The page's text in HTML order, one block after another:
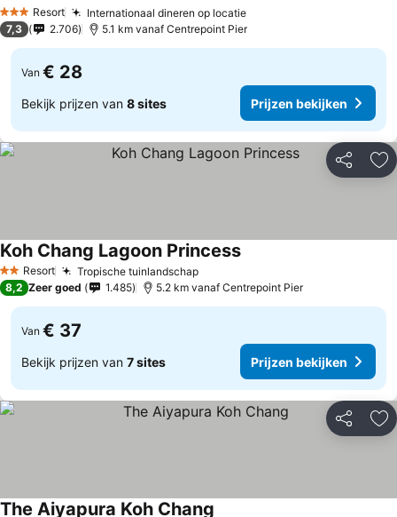
3 SterrenResort Internationaal dineren op locatiePrijzen bekijken
7,3 2.706 5.1 km vanaf Centrepoint Pier
Van € 28
Bekijk prijzen van 8 sites Prijzen bekijken
Delen
2 Sterren
Resort Tropische tuinlandschapPrijzen bekijken
Koh Chang Lagoon PrincessPrijzen bekijken
8,2 Zeer goed 1.485 5.2 km vanaf Centrepoint Pier
Van € 37
Bekijk prijzen van 7 sites Prijzen bekijken
Delen
The Aiyapura Koh Chang